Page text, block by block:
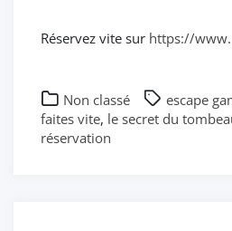
Réservez vite sur https://
Non classé escape
faites vite, le secret du
réservation